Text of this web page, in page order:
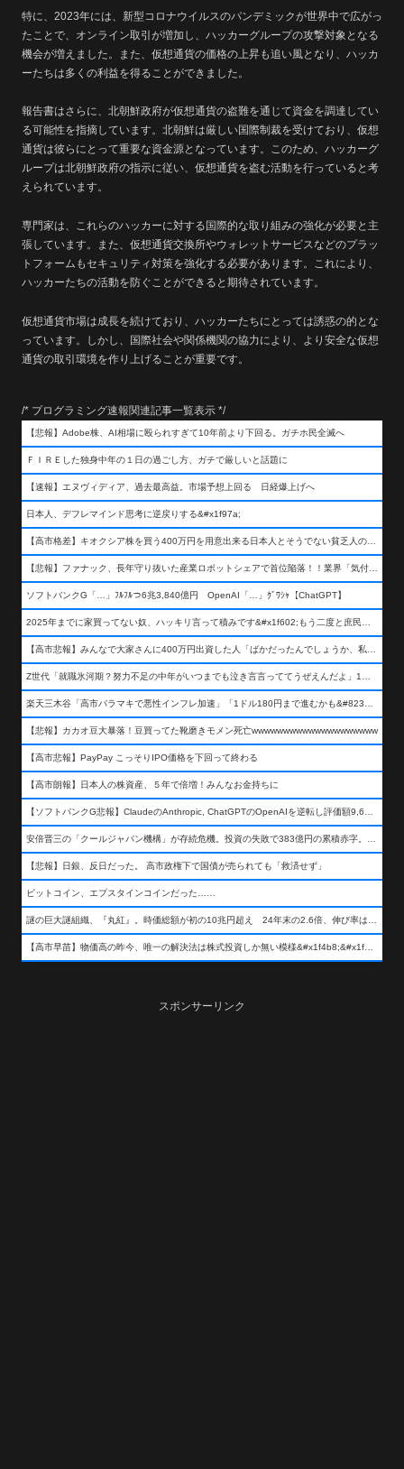
特に、2023年には、新型コロナウイルスのパンデミックが世界中で広がっ
たことで、オンライン取引が増加し、ハッカーグループの攻撃対象となる
機会が増えました。また、仮想通貨の価格の上昇も追い風となり、ハッカ
ーたちは多くの利益を得ることができました。
報告書はさらに、北朝鮮政府が仮想通貨の盗難を通じて資金を調達してい
る可能性を指摘しています。北朝鮮は厳しい国際制裁を受けており、仮想
通貨は彼らにとって重要な資金源となっています。このため、ハッカーグ
ループは北朝鮮政府の指示に従い、仮想通貨を盗む活動を行っていると考
えられています。
専門家は、これらのハッカーに対する国際的な取り組みの強化が必要と主
張しています。また、仮想通貨交換所やウォレットサービスなどのプラッ
トフォームもセキュリティ対策を強化する必要があります。これにより、
ハッカーたちの活動を防ぐことができると期待されています。
仮想通貨市場は成長を続けており、ハッカーたちにとっては誘惑の的とな
っています。しかし、国際社会や関係機関の協力により、より安全な仮想
通貨の取引環境を作り上げることが重要です。
/* プログラミング速報関連記事一覧表示 */
【悲報】Adobe株、AI相場に殴られすぎて10年前より下回る。ガチホ民全滅へ
ＦＩＲＥした独身中年の１日の過ごし方、ガチで厳しいと話題に
【速報】エヌヴィディア、過去最高益。市場予想上回る 日経爆上げへ
日本人、デフレマインド思考に逆戻りする&#x1f97a;
ソフトバンクG「…」ﾌﾙﾌﾙつ6兆3,840億円 OpenAI「…」ｸﾞﾜｼｬ【ChatGPT】
【悲報】カカオ豆大暴落！豆買ってた靴磨きモメン死亡wwwwwwwwwwwwwwwwwwww
【高市悲報】PayPay こっそりIPO価格を下回って終わる
【高市朗報】日本人の株資産、５年で倍増！みんなお金持ちに
【悲報】日銀、反日だった。 高市政権下で国債が売られても「救済せず」
ビットコイン、エプスタインコインだった……
スポンサーリンク